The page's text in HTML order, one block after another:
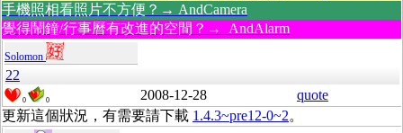
手機照相看照片不方便？→ AndCamera
覺得鬧鐘/行事曆有改進的空間？→ AndAlarm
Solomon
22
0 0 2008-12-28
quote
更新這個狀況，有需要請下載 1.4.3~pre12-0~2。